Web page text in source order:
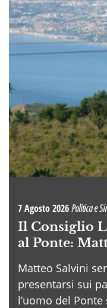
7 Agosto 2026Politica e
Il Consiglio
al Ponte:
Matteo Salvini
presentarsi sui
l’uomo del